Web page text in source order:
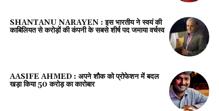
SHANTANU NARAYEN : इस भारतीय ने स्वयं की
काबिलियत से करोड़ों की कंपनी के सबसे शीर्ष पद जमाया वर्चस्व
AASIFE AHMED : अपने शौक को प्रोफेशन में बदल
खड़ा किया 50 करोड़ का कारोबार